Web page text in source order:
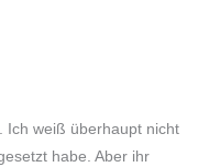
Ich weiß überhaupt nicht
habe. Aber ihr